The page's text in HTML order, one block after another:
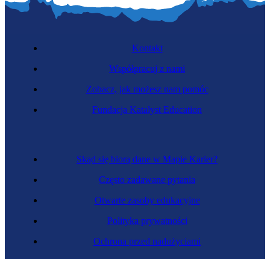
Skąd się biorą dane w Mapie Karier?
Często zadawane pytania
Otwarte zasoby edukacyjne
Polityka prywatności
Ochrona przed nadużyciami
Kontakt
Współpracuj z nami
Zobacz, jak możesz nam pomóc
Fundacja Katalyst Education